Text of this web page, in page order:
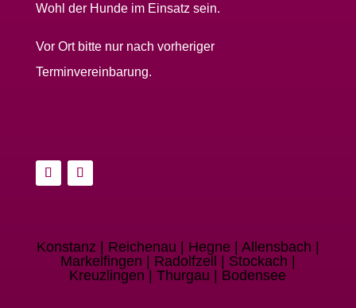
Wohl der Hunde im Einsatz sein.
Vor Ort bitte nur nach vorheriger
Terminvereinbarung.
Konstanz | Reichenau | Hegne | Allensbach |
Markelfingen | Radolfzell | Stockach |
Kreuzlingen | Thurgau | Bodensee